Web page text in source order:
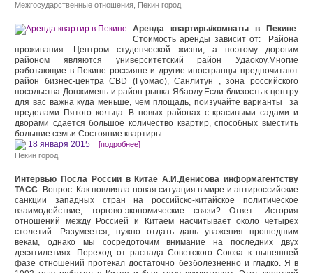
Межгосударственные отношения Пекин город
Аренда квартиры/комнаты в Пекине
Стоимость аренды зависит от: Района
проживания. Центром студенческой жизни, а поэтому дорогим
районом являются университетский район Удаокоу.Многие
работающие в Пекине россияне и другие иностранцы предпочитают
район бизнес-центра CBD (Гуомао), Санлитун , зона российского
посольства Донжимень и район рынка Ябаолу.Если близость к центру
для вас важна куда меньше, чем площадь, поизучайте варианты за
пределами Пятого кольца. В новых районах с красивыми садами и
дворами сдается большое количество квартир, способных вместить
большие семьи.Состояние квартиры. ...
18 января 2015 [подробнее]
Пекин город
Интервью Посла России в Китае А.И.Денисова информагентству
ТАСС Вопрос: Как повлияла новая ситуация в мире и антироссийские
санкции западных стран на российско-китайское политическое
взаимодействие, торгово-экономические связи? Ответ: История
отношений между Россией и Китаем насчитывает около четырех
столетий. Разумеется, нужно отдать дань уважения прошедшим
векам, однако мы сосредоточим внимание на последних двух
десятилетиях. Переход от распада Советского Союза к нынешней
фазе отношений протекал достаточно безболезненно и гладко. Я в